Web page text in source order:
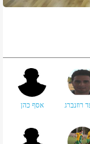
רוזנברג אסף כהן